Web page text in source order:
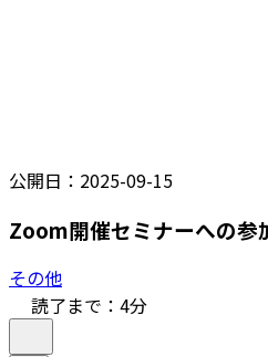
公開日： 2025-09-15
Zoom開催セミナーへの参
その他
読了まで： 4分